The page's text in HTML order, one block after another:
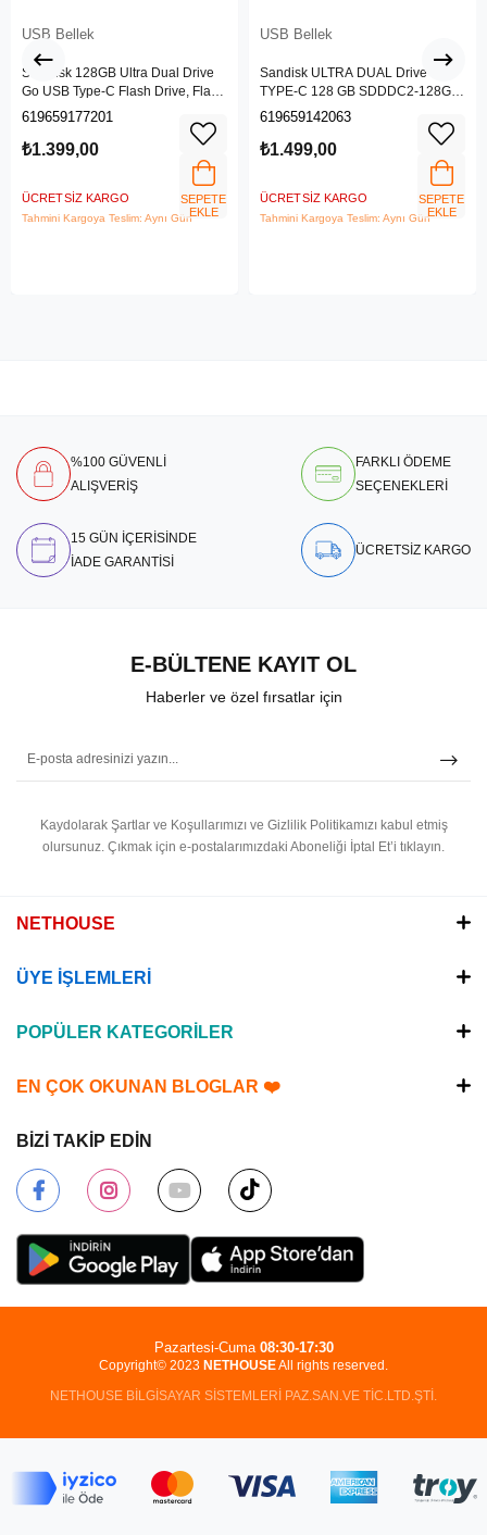
USB Bellek
SanDisk 128GB Ultra Dual Drive
Go USB Type-C Flash Drive, Flash
Sürücü SDDDC3-128G-G46
619659177201
₺1.399,00
ÜCRETSIZ KARGO
Tahmini Kargoya Teslim: Aynı Gün
SEPETE
EKLE
USB Bellek
Sandisk ULTRA DUAL Drive
TYPE-C 128 GB SDDDC2-128G-
G46
619659142063
₺1.499,00
ÜCRETSIZ KARGO
Tahmini Kargoya Teslim: Aynı Gün
SEPETE
EKLE
%100 GÜVENLİ
ALIŞVERİŞ
FARKLI ÖDEME
SEÇENEKLERİ
15 GÜN İÇERİSİNDE
İADE GARANTİSİ
ÜCRETSİZ KARGO
E-BÜLTENE KAYIT OL
Haberler ve özel fırsatlar için
Kaydolarak Şartlar ve Koşullarımızı ve Gizlilik Politikamızı kabul etmiş
olursunuz. Çıkmak için e-postalarımızdaki Aboneliği İptal Et’i tıklayın.
NETHOUSE
ÜYE İŞLEMLERİ
POPÜLER KATEGORİLER
EN ÇOK OKUNAN BLOGLAR ❤️
BİZİ TAKİP EDİN
Copyright© 2023 NETHOUSEAll rights reserved.
NETHOUSE BİLGİSAYAR SİSTEMLERİ PAZ.SAN.VE TİC.LTD.ŞTİ.
Pazartesi-Cuma 08:30-17:30